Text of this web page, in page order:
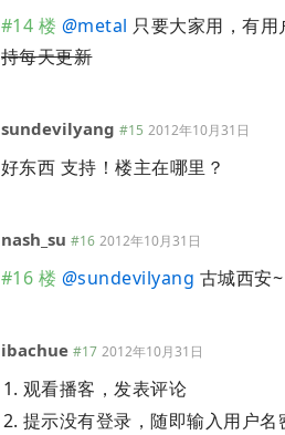
#14 楼 @metal 只要大家用，有
持每天更新
sundevilyang #15 2012年10月31日
好东西 支持！楼主在哪里？
nash_su #16 2012年10月31日
#16 楼 @sundevilyang 古城西安~
ibachue #17 2012年10月31日
观看播客，发表评论
提示没有登录，随即输入用户名